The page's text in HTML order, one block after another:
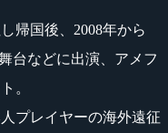
帰国後、2008年から
台などに出演、アメフ
。
プレイヤーの海外遠征